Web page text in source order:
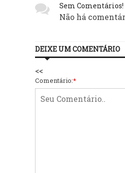
Sem Comentários!
Não há
DEIXE UM COMENTÁRIO
<<
Comentário:*